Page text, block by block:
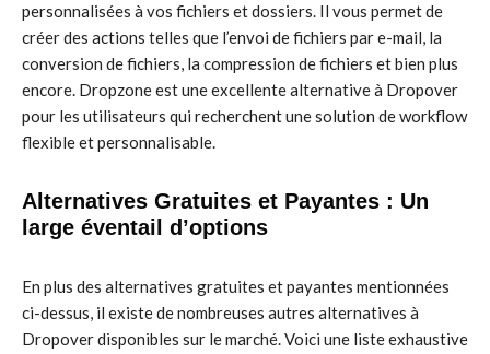
personnalisées à vos fichiers et dossiers. Il vous permet de
créer des actions telles que l’envoi de fichiers par e-mail, la
conversion de fichiers, la compression de fichiers et bien plus
encore. Dropzone est une excellente alternative à Dropover
pour les utilisateurs qui recherchent une solution de workflow
flexible et personnalisable.
Alternatives Gratuites et Payantes : Un
large éventail d’options
En plus des alternatives gratuites et payantes mentionnées
ci-dessus, il existe de nombreuses autres alternatives à
Dropover disponibles sur le marché. Voici une liste exhaustive